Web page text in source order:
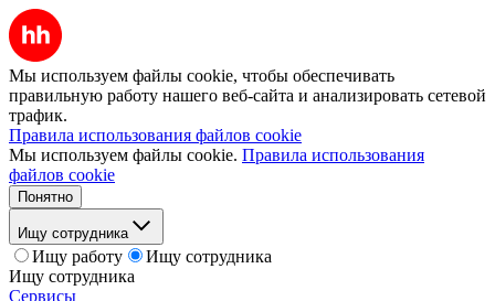
Мы используем файлы cookie, чтобы обеспечивать
правильную работу нашего веб-сайта и анализировать сетевой
трафик.
Правила использования файлов cookie
Мы используем файлы cookie. Правила использования
файлов cookie
Понятно
Ищу сотрудника
Ищу работу
Ищу сотрудника
Ищу сотрудника
Сервисы